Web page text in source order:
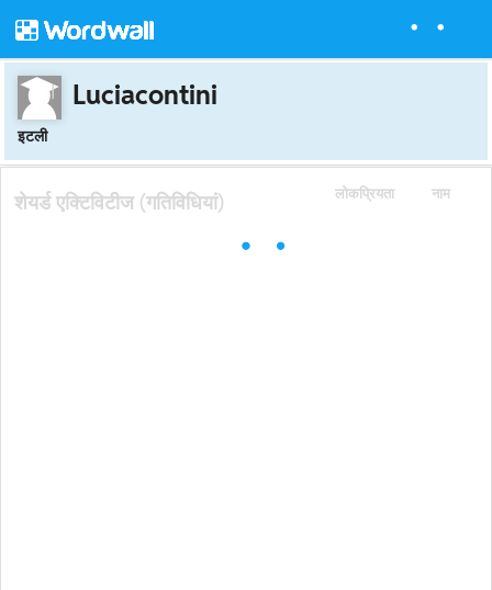
Luciacontini
इटली
लोकप्रियता नाम
शेयर्ड एक्टिविटीज (गतिविधियां)